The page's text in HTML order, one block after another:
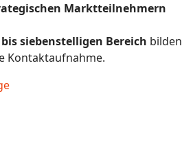
Marktteilnehmern
bis siebenstelligen Bereich bilden
Kontaktaufnahme.